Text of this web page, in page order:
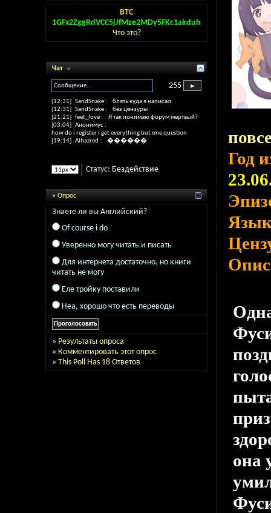
BTC
1GFx2ZggRdVCC5jJfMze2MDy5FKc1akduh
Что это?
Чат
255
[12:31] SandSnake :
блять куда я написал
[12:31]
SandSnake :
без цензуры
[21:21]
feet_love :
Я так понимаю форум мертвый?
[03:04]
Анонимус :
how do i register i get everything but one question
[19:14]
Alhazred : ������
Статус: Бездействие
» Опрос
Знаете ли вы Английский?
Of course i do
Уверенно могу читать и писать
Для интернета достаточно, но книги
читать не могу
Еле тройку поставили
Неа, хорошо что есть переводы
» Результаты опроса
» Комментировать этот опрос
» This Poll Has 18 Ответов
Год
она